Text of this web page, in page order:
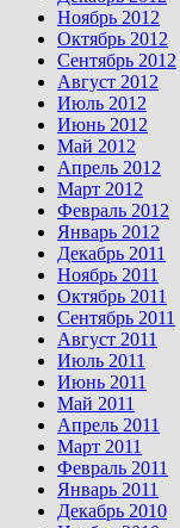
Ноябрь 2012
Октябрь 2012
Сентябрь 2012
Август 2012
Июль 2012
Июнь 2012
Май 2012
Апрель 2012
Март 2012
Февраль 2012
Январь 2012
Декабрь 2011
Ноябрь 2011
Октябрь 2011
Сентябрь 2011
Август 2011
Июль 2011
Июнь 2011
Май 2011
Апрель 2011
Март 2011
Февраль 2011
Январь 2011
Декабрь 2010